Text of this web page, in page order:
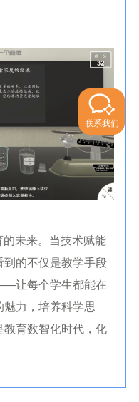
未来。当技术赋能
的不仅是教学手段
让每个学生都能在
力，培养科学思
育数智化时代，化
联系我们